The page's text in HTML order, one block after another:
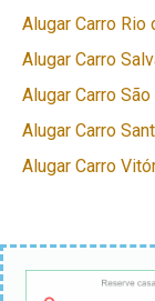
Alugar Carro Rio
Alugar Carro
Alugar Carro
Alugar Carro
Alugar Carro